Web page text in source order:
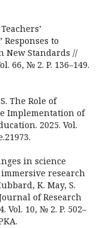
Responses to
New Standards //
66, № 2. P. 136–149.
The Role of
Implementation of
2025. Vol.
in science
research
K. May, S.
of Research
Vol. 10, № 2. P. 502–